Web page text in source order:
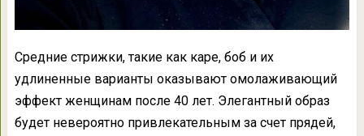
Средние стрижки, такие как каре, боб и их
удлиненные варианты оказывают омолаживающий
эффект женщинам после 40 лет. Элегантный образ
будет невероятно привлекательным за счет прядей,